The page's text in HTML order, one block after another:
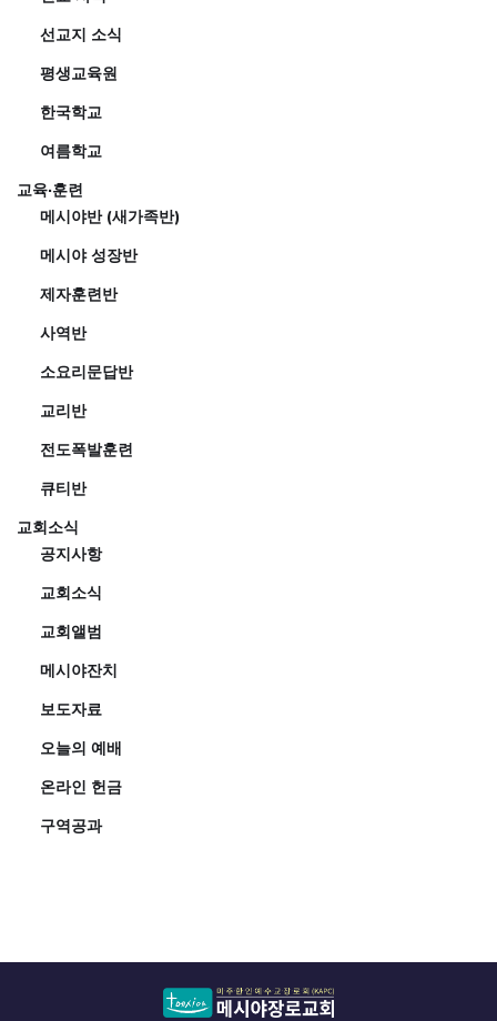
선교지 소식
평생교육원
한국학교
여름학교
교육·훈련
메시야반 (새가족반)
메시야 성장반
제자훈련반
사역반
소요리문답반
교리반
전도폭발훈련
큐티반
교회소식
공지사항
교회소식
교회앨범
메시야잔치
보도자료
오늘의 예배
온라인 헌금
구역공과